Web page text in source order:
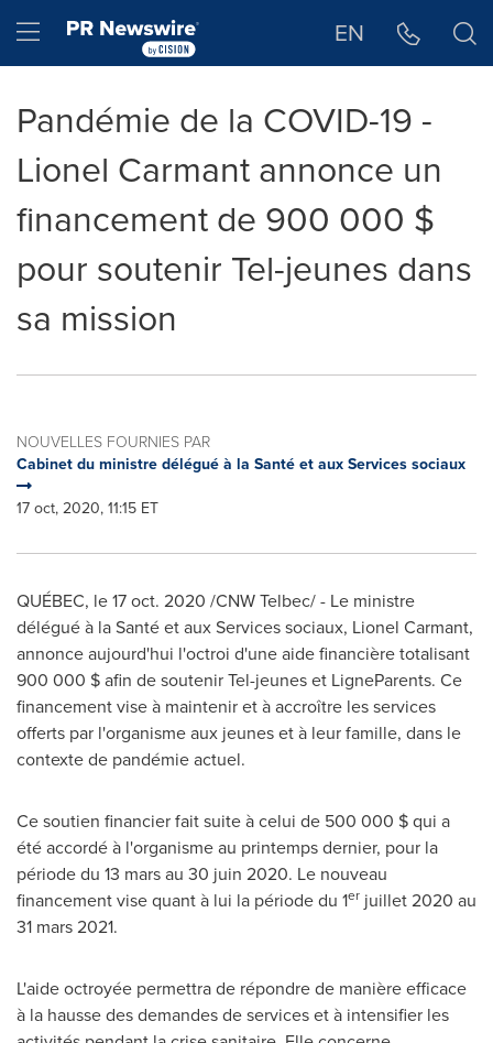
Hamburger menu EN
Pandémie de la COVID-19 -
Lionel Carmant annonce un
financement de 900 000 $
pour soutenir Tel-jeunes dans
sa mission
NOUVELLES FOURNIES PAR
Cabinet du ministre délégué à la Santé et aux Services sociaux
17 oct, 2020, 11:15 ET
QUÉBEC, le17 oct. 2020 /CNW Telbec/ - Le ministre
délégué à la Santé et aux Services sociaux, Lionel Carmant,
annonce aujourd'hui l'octroi d'une aide financière totalisant
900 000 $ afin de soutenir Tel-jeunes et LigneParents. Ce
financement vise à maintenir et à accroître les services
offerts par l'organisme aux jeunes et à leur famille, dans le
contexte de pandémie actuel.
Ce soutien financier fait suite à celui de 500 000 $ qui a
été accordé à l'organisme au printemps dernier, pour la
période du 13 mars au 30 juin 2020. Le nouveau
financement vise quant à lui la période du 1er juillet 2020 au
31 mars 2021.
L'aide octroyée permettra de répondre de manière efficace
à la hausse des demandes de services et à intensifier les